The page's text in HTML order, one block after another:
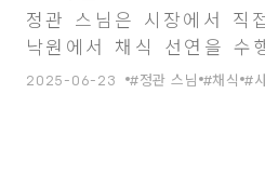
정관 스님은 시장에서 직
낙원에서 채식 선연을 수
자연에 대한 경외심을 전
2025-06-23 #정관 스님 #채식 #